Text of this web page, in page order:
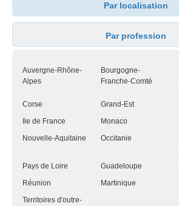
Par localisation
Par profession
Auvergne-Rhône-
Alpes
Bourgogne-
Franche-Comté
Corse
Grand-Est
Ile de France
Monaco
Nouvelle-Aquitaine
Occitanie
Pays de Loire
Guadeloupe
Réunion
Martinique
Territoires d'outre-